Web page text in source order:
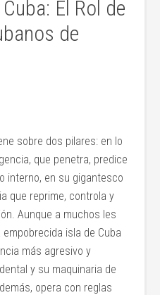
El Rol de
de
sobre dos pilares: en lo
que penetra, predice
interno, en su gigantesco
que reprime, controla y
Aunque a muchos les
isla de Cuba
más agresivo y
y su maquinaria de
opera con reglas